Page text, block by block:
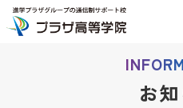
進学プラザ
お